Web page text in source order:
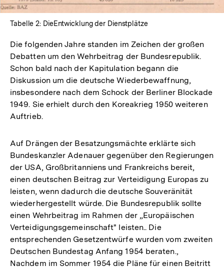
Tabelle 2: DieEntwicklung der Dienstplätze
Die folgenden Jahre standen im Zeichen der großen
Debatten um den Wehrbeitrag der Bundesrepublik.
Schon bald nach der Kapitulation begann die
Diskussion um die deutsche Wiederbewaffnung,
insbesondere nach dem Schock der Berliner Blockade
1949. Sie erhielt durch den Koreakrieg 1950 weiteren
Auftrieb.
Auf Drängen der Besatzungsmächte erklärte sich
Bundeskanzler Adenauer gegenüber den Regierungen
der USA, Großbritanniens und Frankreichs bereit,
einen deutschen Beitrag zur Verteidigung Europas zu
leisten, wenn dadurch die deutsche Souveränität
wiederhergestellt würde. Die Bundesrepublik sollte
einen Wehrbeitrag im Rahmen der „Europäischen
Verteidigungsgemeinschaft" leisten.. Die
entsprechenden Gesetzentwürfe wurden vom zweiten
Deutschen Bundestag Anfang 1954 beraten.,
Nachdem im Sommer 1954 die Pläne für einen Beitritt